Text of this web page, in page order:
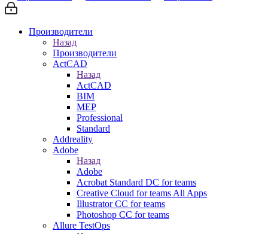
Производители
Назад
Производители
ActCAD
Назад
ActCAD
BIM
MEP
Professional
Standard
Addreality
Adobe
Назад
Adobe
Acrobat Standard DC for teams
Creative Cloud for teams All Apps
Illustrator CC for teams
Photoshop CC for teams
Allure TestOps